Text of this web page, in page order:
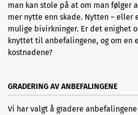
man kan stole på at om man følger
mer nytte enn skade. Nytten – eller
mulige bivirkninger. Er det enighet
knyttet til anbefalingene, og om en
kostnadene?
GRADERING AV ANBEFALINGENE
Vi har valgt å gradere